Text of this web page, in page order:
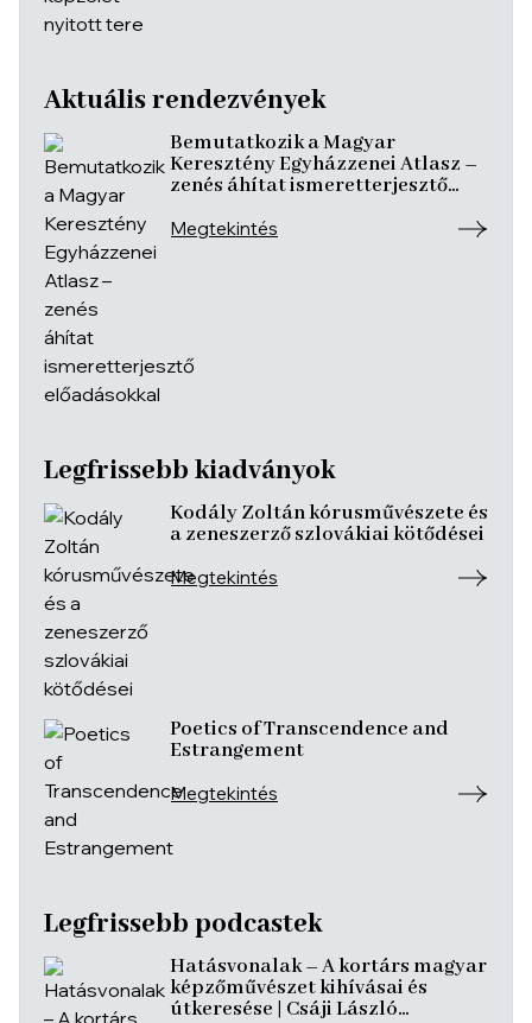
Aktuális rendezvények
Bemutatkozik a Magyar
Keresztény Egyházzenei Atlasz –
zenés áhítat ismeretterjesztő
Megtekintés
Legfrissebb kiadványok
Kodály Zoltán kórusművészete és
a zeneszerző szlovákiai kötődései
Megtekintés
Poetics of Transcendence and
Estrangement
Megtekintés
Legfrissebb podcastek
Hatásvonalak – A kortárs magyar
képzőművészet kihívásai és
útkeresése | Csáji László